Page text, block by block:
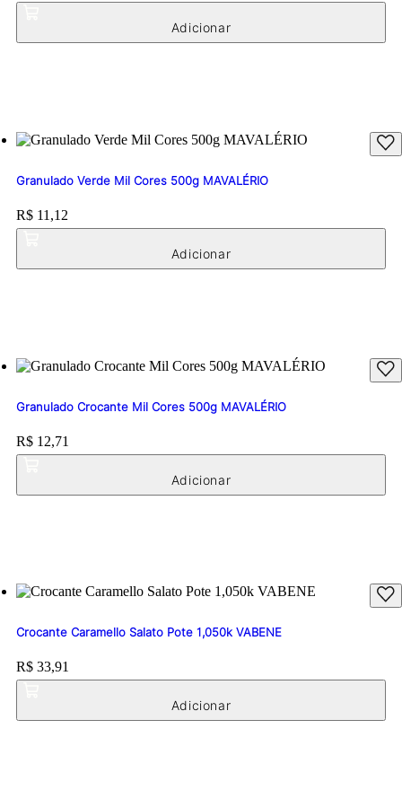
Granulado Verde Mil Cores 500g MAVALÉRIO
Price:
R$ 11,12
Granulado Crocante Mil Cores 500g MAVALÉRIO
Price:
R$ 12,71
Crocante Caramello Salato Pote 1,050k VABENE
Price:
R$ 33,91